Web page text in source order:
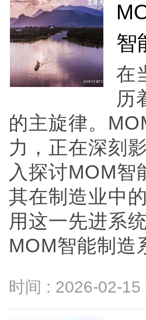
智
在
历
的主旋律。
力，正在深刻
入探讨MOM
其在制造业中
用这一先进系
MOM智能制造
时间 : 2026-02-15